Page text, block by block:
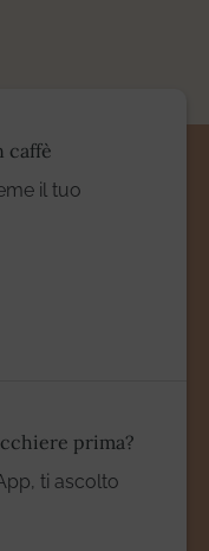
caffè
il tuo
prima?
ti ascolto